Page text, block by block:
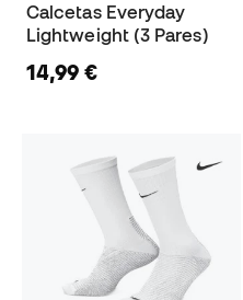
Calcetas Everyday
Lightweight (3 Pares)
14,99 €